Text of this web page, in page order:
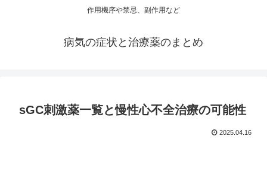
作用機序や禁忌、副作用など
病気の症状と治療薬のまとめ
sGC刺激薬一覧と慢性心不全治療の可能性
2025.04.16